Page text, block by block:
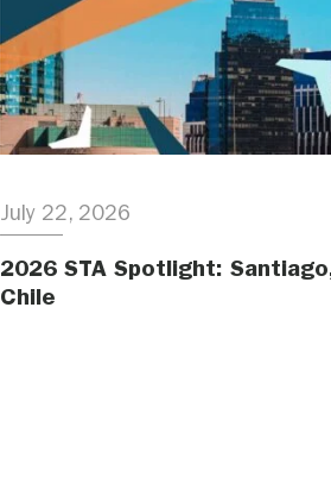
July 22, 2026
2026 STA Spotlight:
Chile